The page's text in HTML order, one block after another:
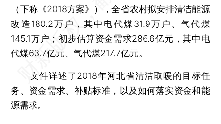
（下称《2018方案》），全省农村拟安排清洁能源
改造180.2万户，其中电代煤31.9万户、气代煤
145.1万户；初步估算资金需求286.6亿元，其中电
代煤63.7亿元、气代煤217.7亿元。
文件详述了2018年河北省清洁取暖的目标任
务、资金需求、补贴标准，以及如何落实资金和能
源需求。